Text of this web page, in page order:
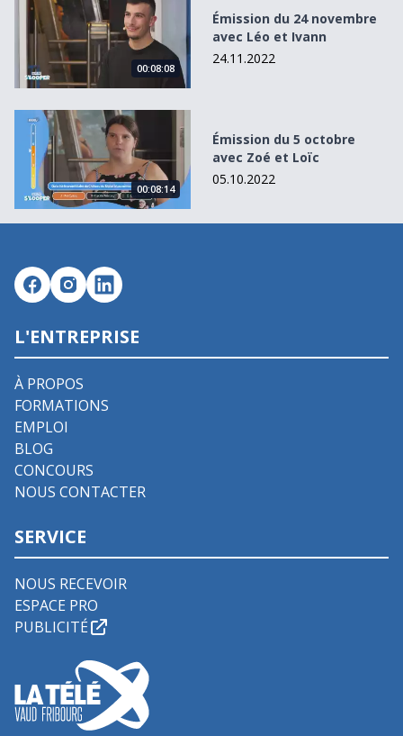
00:08:08
Émission du 24 novembre
avec Léo et Ivann
24.11.2022
Émission du 5 octobre avec Zoé et Loïc
00:08:14
Émission du 5 octobre
avec Zoé et Loïc
05.10.2022
L'ENTREPRISE
À PROPOS
FORMATIONS
EMPLOI
BLOG
CONCOURS
NOUS CONTACTER
SERVICE
NOUS RECEVOIR
ESPACE PRO
PUBLICITÉ